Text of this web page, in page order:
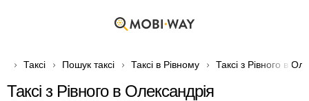
Таксі Пошук таксі Таксі в Рівному Таксі з Рівного в
Таксі з Рівного в Олександрія